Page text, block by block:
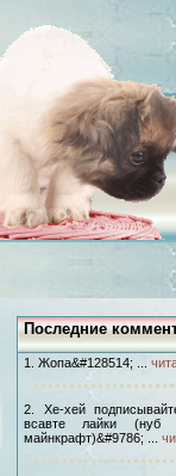
Последние
1. Жопа&#128514; ...
2. Хе-хей
всавте лайки
майнкрафт)&#9786; ...